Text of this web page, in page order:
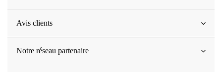
Avis clients
Notre réseau partenaire